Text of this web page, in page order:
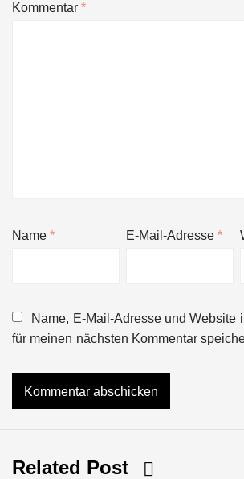
Kommentar*
Name* E-Mail-Adresse*
Name, E-Mail-Adresse und Website
für meinen nächsten Kommentar
Related Post